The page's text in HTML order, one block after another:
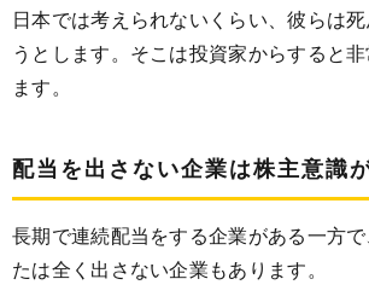
日本では考えられないくらい、彼らは
うとします。そこは投資家からすると
ます。
配当を出さない企業は株主意識
長期で連続配当をする企業がある一方
たは全く出さない企業もあります。